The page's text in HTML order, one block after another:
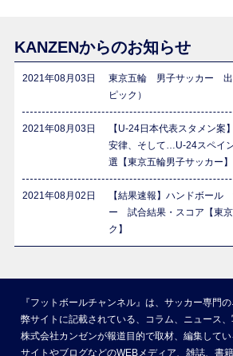
KANZENからのお知らせ
2021年08月03日
東京五輪 男子サッカー 出
ピック）
2021年08月03日
【U-24日本代表スタメン案
安律、そして…U-24スペイ
選【東京五輪男子サッカー】
2021年08月02日
【結果速報】ハンドボー
ー 試合結果・スコア【東
ク】
『フットボールチャンネル』は、サッカー専門
弊サイトに記載されている、コラム、ニュース、
株式会社カンゼンが報道目的で取材、編集して
サイトやブログなどのWEBメディア、雑誌、書